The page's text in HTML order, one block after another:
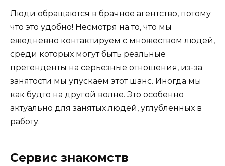
Люди обращаются в брачное агентство, потому
что это удобно! Несмотря на то, что мы
ежедневно контактируем с множеством людей,
среди которых могут быть реальные
претенденты на серьезные отношения, из-за
занятости мы упускаем этот шанс. Иногда мы
как будто на другой волне. Это особенно
актуально для занятых людей, углубленных в
работу.
Сервис знакомств